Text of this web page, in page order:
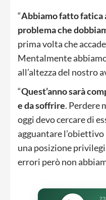
“Abbiamo fatto fatica
problema che
prima volta che
Mentalmente
all’altezza del nostro
“Quest’anno sarà
e da soffrire. Perdere
oggi devo cercare di
agguantare
una posizione
errori però non